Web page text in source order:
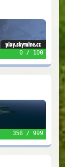
0 / 100
358 / 999